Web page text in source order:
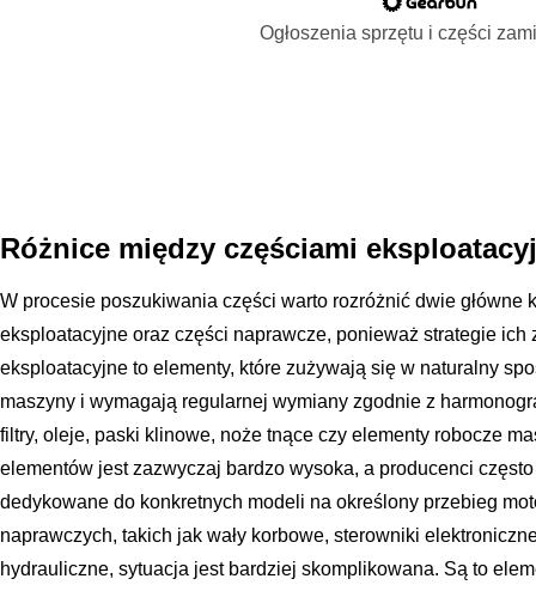
Ogłoszenia sprzętu i części
Różnice między częściami
W procesie poszukiwania części warto rozróżnić dwie główne
eksploatacyjne oraz części naprawcze, ponieważ strategie
eksploatacyjne to elementy, które zużywają się w naturalny
maszyny i wymagają regularnej wymiany zgodnie z
filtry, oleje, paski klinowe, noże tnące czy elementy robocze
elementów jest zazwyczaj bardzo wysoka, a producenci
dedykowane do konkretnych modeli na określony przebieg
naprawczych, takich jak wały korbowe, sterowniki
hydrauliczne, sytuacja jest bardziej skomplikowana. Są to